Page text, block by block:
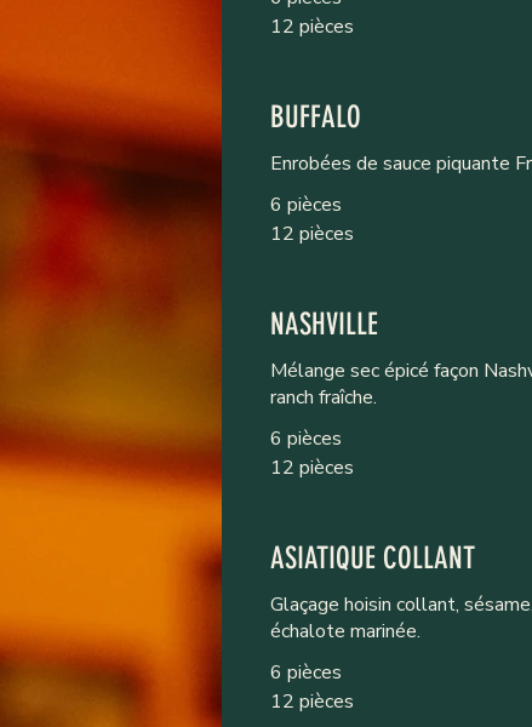
12 pièces
BUFFALO
Enrobées de sauce piquante
6 pièces
12 pièces
NASHVILLE
Mélange sec épicé façon
ranch fraîche.
6 pièces
12 pièces
ASIATIQUE COLLANT
Glaçage hoisin collant,
échalote marinée.
6 pièces
12 pièces